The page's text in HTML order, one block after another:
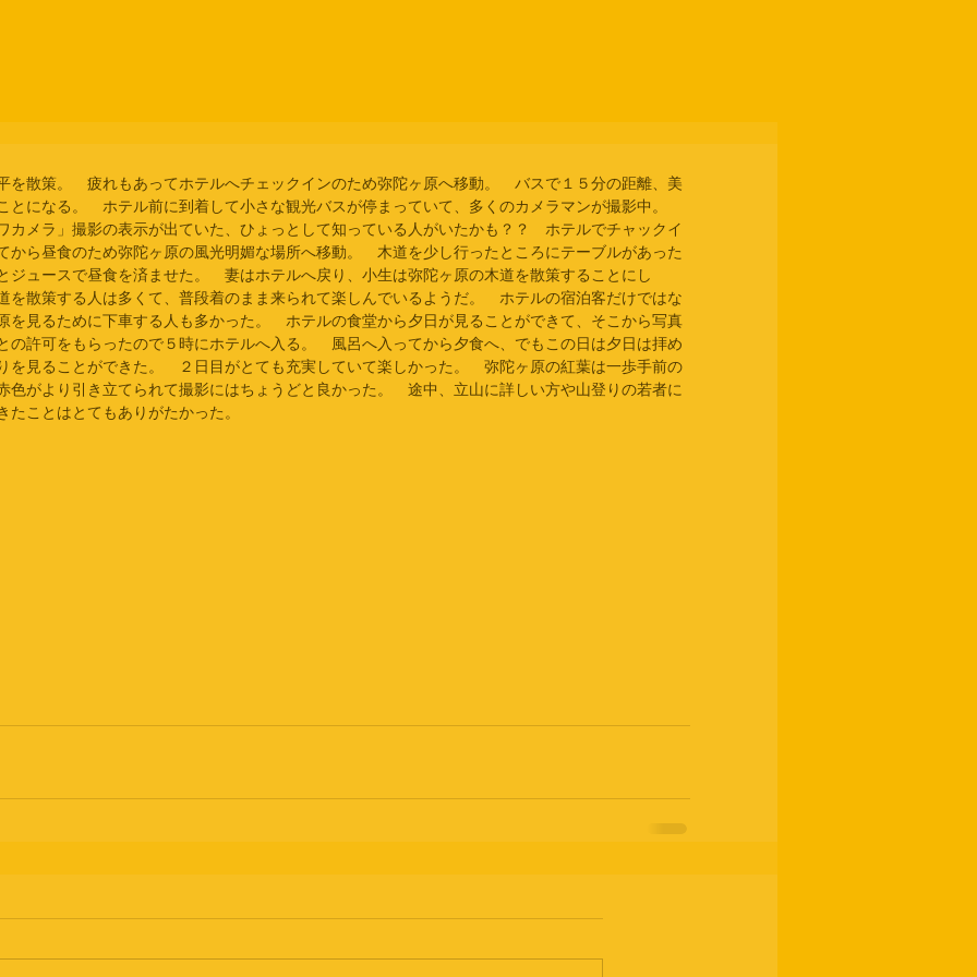
を散策。　疲れもあってホテルへチェックインのため弥陀ヶ原へ移動。　バスで１５分の距離、美
とになる。　ホテル前に到着して小さな観光バスが停まっていて、多くのカメラマンが撮影中。
カメラ」撮影の表示が出ていた、ひょっとして知っている人がいたかも？？　ホテルでチャックイ
から昼食のため弥陀ヶ原の風光明媚な場所へ移動。　木道を少し行ったところにテーブルがあった
ジュースで昼食を済ませた。　妻はホテルへ戻り、小生は弥陀ヶ原の木道を散策することにし
を散策する人は多くて、普段着のまま来られて楽しんでいるようだ。　ホテルの宿泊客だけではな
を見るために下車する人も多かった。　ホテルの食堂から夕日が見ることができて、そこから写真
の許可をもらったので５時にホテルへ入る。　風呂へ入ってから夕食へ、でもこの日は夕日は拝め
を見ることができた。　２日目がとても充実していて楽しかった。　弥陀ヶ原の紅葉は一歩手前の
色がより引き立てられて撮影にはちょうどと良かった。　途中、立山に詳しい方や山登りの若者に
たことはとてもありがたかった。